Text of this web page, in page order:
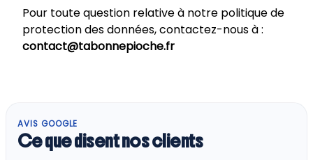
Pour toute question relative à notre politique de
protection des données, contactez-nous à :
contact@tabonnepioche.fr
AVIS GOOGLE
Ce que disent nos clients